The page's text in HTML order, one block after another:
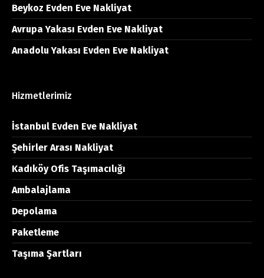
Beykoz Evden Eve Nakliyat
Avrupa Yakası Evden Eve Nakliyat
Anadolu Yakası Evden Eve Nakliyat
Hizmetlerimiz
İstanbul Evden Eve Nakliyat
Şehirler Arası Nakliyat
Kadıköy Ofis Taşımacılığı
Ambalajlama
Depolama
Paketleme
Taşıma Şartları